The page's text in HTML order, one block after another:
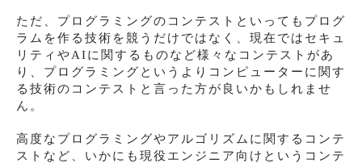
ただ、プログラミングのコンテストといってもプログ
ラムを作る技術を競うだけではなく、現在ではセキュ
リティやAIに関するものなど様々なコンテストがあ
り、プログラミングというよりコンピューターに関す
る技術のコンテストと言った方が良いかもしれませ
ん。
高度なプログラミングやアルゴリズムに関するコンテ
ストなど、いかにも現役エンジニア向けというコンテ